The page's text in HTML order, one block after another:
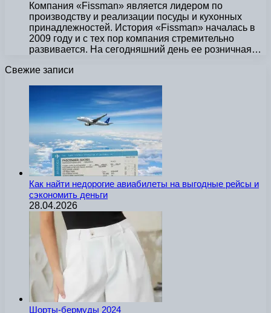
Компания «Fissman» является лидером по
производству и реализации посуды и кухонных
принадлежностей. История «Fissman» началась в
2009 году и с тех пор компания стремительно
развивается. На сегодняшний день ее розничная…
Свежие записи
Как найти недорогие авиабилеты на выгодные рейсы и
сэкономить деньги
28.04.2026
Шорты-бермуды 2024